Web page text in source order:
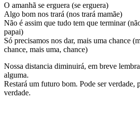
O amanhã se erguera (se erguera)
Algo bom nos trará (nos trará mamãe)
Não é assim que tudo tem que terminar
papai)
Só precisamos nos dar, mais uma chance
chance, mais uma, chance)
Nossa distancia diminuirá, em breve
alguma.
Restará um futuro bom. Pode ser verdade,
verdade.